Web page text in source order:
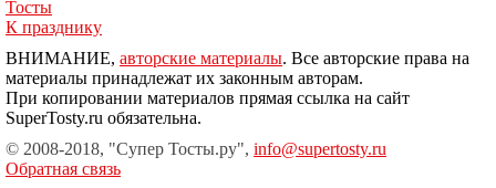
Тосты
К празднику
ВНИМАНИЕ, авторские материалы. Все авторские права на
материалы принадлежат их законным авторам.
При копировании материалов прямая ссылка на сайт
SuperTosty.ru обязательна.
© 2008-2018, "Супер Тосты.ру", info@supertosty.ru
Обратная связь